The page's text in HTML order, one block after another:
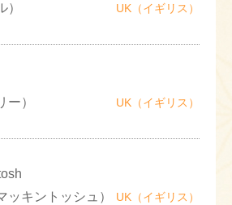
）
UK（イギリス）
ー）
UK（イギリス）
ッキントッシュ）
UK（イギリス）